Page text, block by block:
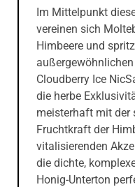
Im Mittelpunkt
vereinen sich
Himbeere und
Cloudberry Ice
die herbe
meisterhaft mit der
Fruchtkraft der
vitalisierenden
die dichte,
Honig-Unterton